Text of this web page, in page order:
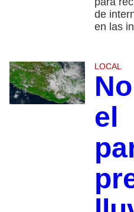
de
en las
LOCAL
el